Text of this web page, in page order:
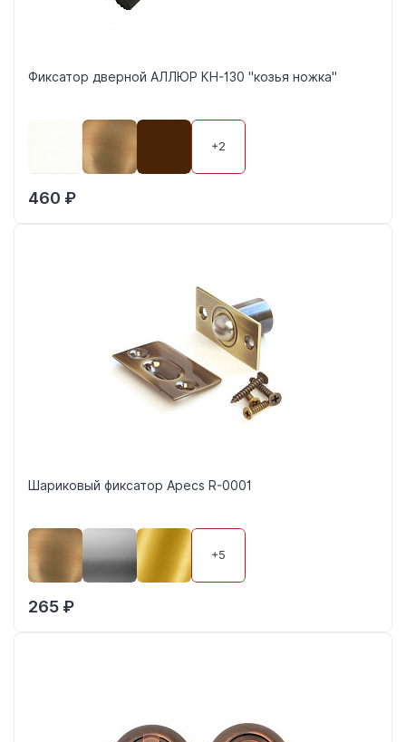
Фиксатор дверной АЛЛЮР КН-130 "козья ножка"
+2
460 ₽
Шариковый фиксатор Apecs R-0001
+5
265 ₽